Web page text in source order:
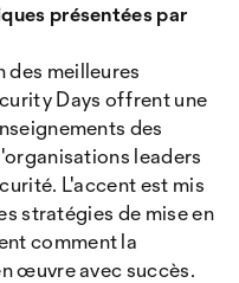
présentées par
des meilleures
Days offrent une
des
leaders
L'accent est mis
stratégies de mise en
comment la
œuvre avec succès.